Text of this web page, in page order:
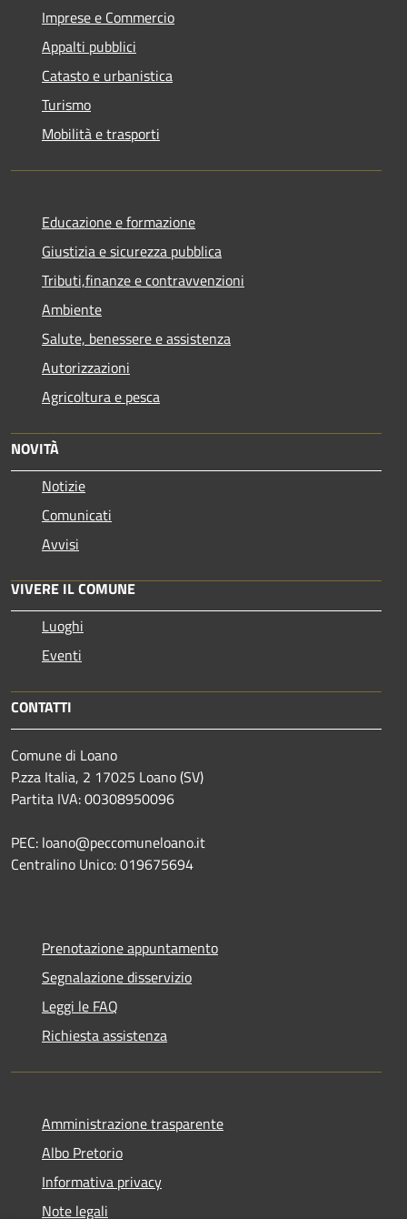
Imprese e Commercio
Appalti pubblici
Catasto e urbanistica
Turismo
Mobilità e trasporti
Educazione e formazione
Giustizia e sicurezza pubblica
Tributi,finanze e contravvenzioni
Ambiente
Salute, benessere e assistenza
Autorizzazioni
Agricoltura e pesca
NOVITÀ
Notizie
Comunicati
Avvisi
VIVERE IL COMUNE
Luoghi
Eventi
CONTATTI
Comune di Loano
P.zza Italia, 2 17025 Loano (SV)
Partita IVA: 00308950096
PEC: loano@peccomuneloano.it
Centralino Unico: 019675694
Prenotazione appuntamento
Segnalazione disservizio
Leggi le FAQ
Richiesta assistenza
Amministrazione trasparente
Albo Pretorio
Informativa privacy
Note legali